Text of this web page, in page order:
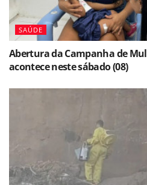
SAÚDE
Abertura da Campanha de
acontece neste sábado (08)